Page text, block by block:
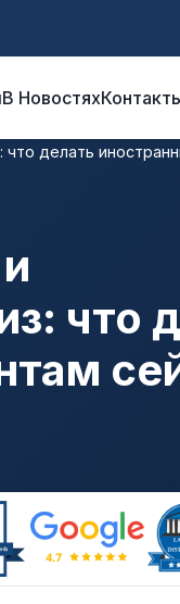
В Новостях
что делать
что